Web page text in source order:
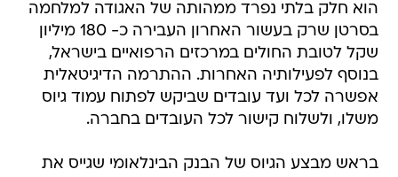
הוא חלק בלתי נפרד ממהותה של האגודה למלחמה
בסרטן שרק בעשור האחרון העבירה כ- 180 מיליון
שקל לטובת החולים במרכזים הרפואיים בישראל,
בנוסף לפעילותיה האחרות. ההתרמה הדיגיטאלית
אפשרה לכל ועד עובדים שביקש לפתוח עמוד גיוס
משלו, ולשלוח קישור לכל העובדים בחברה.
בראש מבצע הגיוס של הבנק הבינלאומי שגייס את